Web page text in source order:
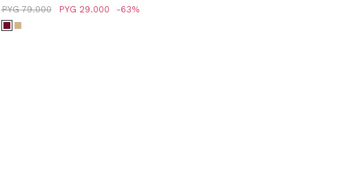
BURDEOS
PYG 29.000
PYG 79.000 63